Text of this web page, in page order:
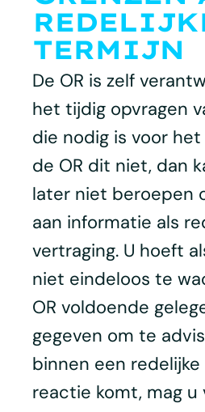
TERMIJN
De OR is zelf
het tijdig opvragen
die nodig is voor
de OR dit niet, dan
later niet beroepen
aan informatie als
vertraging. U hoeft
niet eindeloos te
OR voldoende
gegeven om te
binnen een
reactie komt, mag